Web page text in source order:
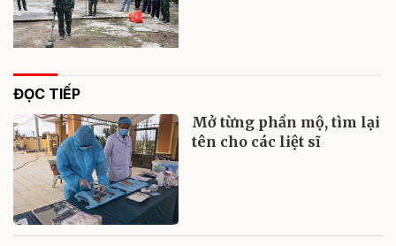
ĐỌC TIẾP
Mở từng phần mộ, tìm lại
tên cho các liệt sĩ